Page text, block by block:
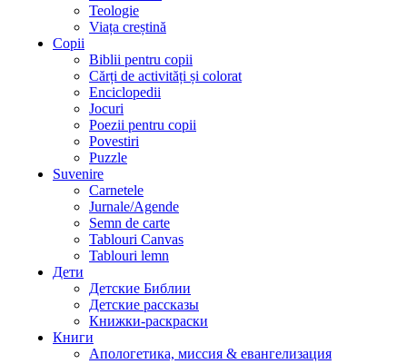
Teologie
Viața creștină
Copii
Biblii pentru copii
Cărți de activități și colorat
Enciclopedii
Jocuri
Poezii pentru copii
Povestiri
Puzzle
Suvenire
Carnetele
Jurnale/Agende
Semn de carte
Tablouri Canvas
Tablouri lemn
Дети
Детские Библии
Детские рассказы
Книжки-раскраски
Книги
Апологетика, миссия & евангелизация